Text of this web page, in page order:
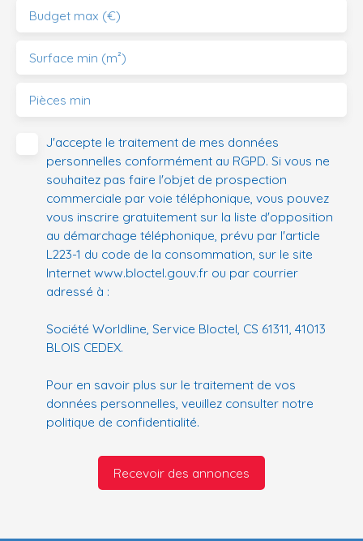
Budget max (€)
Surface min (m²)
Pièces min
J'accepte le traitement de mes données
personnelles conformément au RGPD. Si vous ne
souhaitez pas faire l'objet de prospection
commerciale par voie téléphonique, vous pouvez
vous inscrire gratuitement sur la liste d'opposition
au démarchage téléphonique, prévu par l'article
L223-1 du code de la consommation, sur le site
Internet www.bloctel.gouv.fr ou par courrier
adressé à :
Société Worldline, Service Bloctel, CS 61311, 41013
BLOIS CEDEX.
Pour en savoir plus sur le traitement de vos
données personnelles, veuillez consulter notre
politique de confidentialité.
Recevoir des annonces